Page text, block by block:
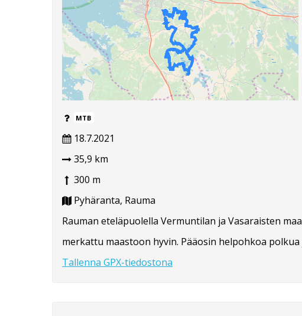
MTB
18.7.2021
35,9 km
300 m
Pyhäranta, Rauma
Rauman eteläpuolella Vermuntilan ja Vasaraisten
merkattu maastoon hyvin. Pääosin helpohkoa polkua
Tallenna GPX-tiedostona